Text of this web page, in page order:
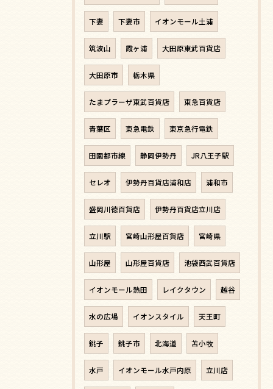
下妻 下妻市 イオンモール土浦
筑波山 霞ヶ浦 大田原東武百貨店
大田原市 栃木県
たまプラーザ東武百貨店 東急百貨店
青葉区 東急電鉄 東京急行電鉄
田園都市線 静岡伊勢丹 JR八王子駅
セレオ 伊勢丹百貨店浦和店 浦和市
盛岡川徳百貨店 伊勢丹百貨店立川店
立川駅 宮崎山形屋百貨店 宮崎県
山形屋 山形屋百貨店 池袋西武百貨店
イオンモール熱田 レイクタウン 越谷
水の広場 イオンスタイル 天王町
銚子 銚子市 北海道 苫小牧
水戸 イオンモール水戸内原 立川店